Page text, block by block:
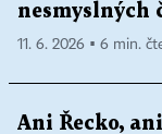
nesmyslných
11. 6. 2026 ▪ 6 min.
Ani Řecko,